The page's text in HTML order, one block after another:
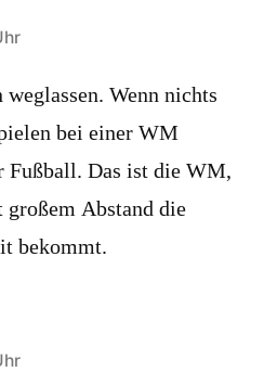
Wenn nichts
bei einer WM
Fußball. Das ist die WM,
Abstand die
bekommt.